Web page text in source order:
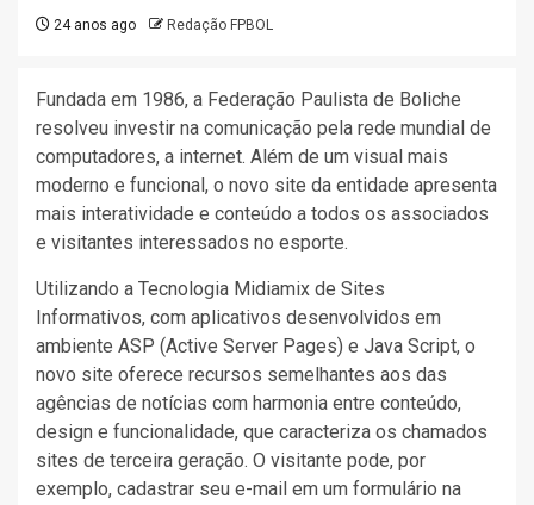
24 anos ago Redação FPBOL
Fundada em 1986, a Federação Paulista de Boliche
resolveu investir na comunicação pela rede mundial de
computadores, a internet. Além de um visual mais
moderno e funcional, o novo site da entidade apresenta
mais interatividade e conteúdo a todos os associados
e visitantes interessados no esporte.
Utilizando a Tecnologia Midiamix de Sites
Informativos, com aplicativos desenvolvidos em
ambiente ASP (Active Server Pages) e Java Script, o
novo site oferece recursos semelhantes aos das
agências de notícias com harmonia entre conteúdo,
design e funcionalidade, que caracteriza os chamados
sites de terceira geração. O visitante pode, por
exemplo, cadastrar seu e-mail em um formulário na